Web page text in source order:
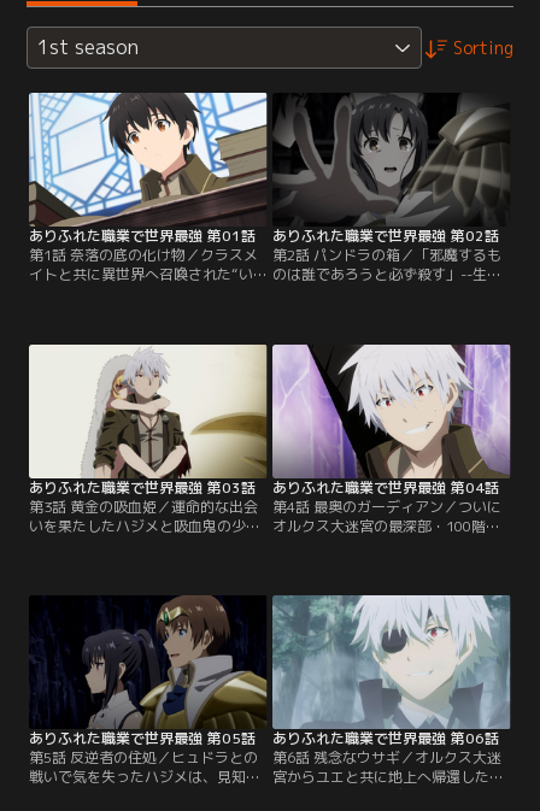
1st season Sorting
ありふれた職業で世界最強 第01話
第1話 奈落の底の化け物／クラスメ
イトと共に異世界へ召喚された“い
奈落に潜む魔物に襲われ、必死に逃
げるハジメ。しかし、錬成師という
地味な能力では太刀打ちできるはず
もなく、重傷を負ってしまう。異世
界でも最弱の彼は心身共に絶望の淵
に立たされ--。【提供：バンダイチ
ャンネル】
ありふれた職業で世界最強 第02話
第2話 パンドラの箱／「邪魔するも
のは誰であろうと必ず殺す」--生き
魔物を倒しては喰らい、自らをさら
に強化していく。一方、香織はハジ
メを失った現実を受け入れられない
でいた。そして、迷宮を突き進むハ
ジメは、異様な雰囲気を持つ扉を見
つける。【提供：バンダイチャンネ
ル】
ありふれた職業で世界最強 第03話
第3話 黄金の吸血姫／運命的な出会
いを果たしたハジメと吸血鬼の少
る。お互い“裏切られた”者同士、信
頼を築き始める二人。そして、地上
への道が迷宮の最深部にある可能性
をユエから教えられたハジメは、さ
らに迷宮の奥へと進んでいく。【提
供：バンダイチャンネル】
ありふれた職業で世界最強 第04話
第4話 最奥のガーディアン／ついに
オルクス大迷宮の最深部・100階層
た。二人の卓越した実力をもってし
ても、苦戦を強いられるほどの強さ
をもつヒュドラ。加速する激闘の
中、ハジメはヒュドラの不意を突い
た攻撃からユエを庇い--。【提供：
バンダイチャンネル】
ありふれた職業で世界最強 第05話
第5話 反逆者の住処／ヒュドラとの
戦いで気を失ったハジメは、見知ら
ありふれた職業で世界最強 第06話
第6話 残念なウサギ／オルクス大迷
宮からユエと共に地上へ帰還したハ
ジメ。しかし、喜びも束の間、何や